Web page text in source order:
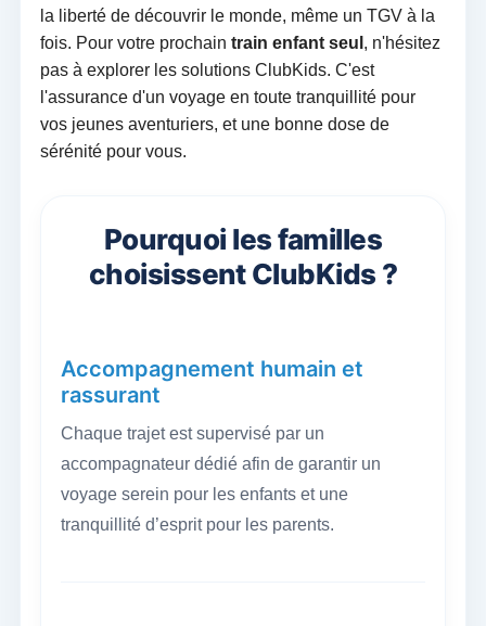
la liberté de découvrir le monde, même un TGV à la
fois. Pour votre prochain train enfant seul , n'hésitez
pas à explorer les solutions ClubKids. C'est
l'assurance d'un voyage en toute tranquillité pour
vos jeunes aventuriers, et une bonne dose de
sérénité pour vous.
Pourquoi les familles
choisissent ClubKids ?
Accompagnement humain et
rassurant
Chaque trajet est supervisé par un
accompagnateur dédié afin de garantir un
voyage serein pour les enfants et une
tranquillité d’esprit pour les parents.